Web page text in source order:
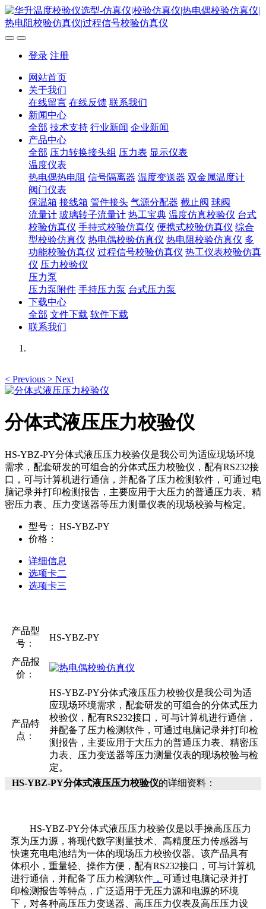
登录 注册
网站首页
关于我们
在线留言 在线反馈 联系我们
新闻中心
全部 技术支持 行业新闻 企业新闻
产品中心
全部 压力转换接头组 压力表 显示仪表
温度仪表
热电偶热电阻 信号隔离器 温度变送器 双金属温度计
阀门仪表
保温箱 接线箱 管件接头 气源分配器 截止阀 球阀
流量计 玻璃转子流量计 热工宝典 温度仿真校验仪 台式
校验仿真仪 手持式校验仿真仪 便携式校验仿真仪 综合
型校验仿真仪 热电偶校验仿真仪 热电阻校验仿真仪 多
功能校验仿真仪 过程信号校验仿真仪 热工仪表校验仿真
仪 压力校验仪
压力泵
压力泵附件 手持压力泵 台式压力泵
下载中心
全部 文件下载 软件下载
联系我们
< Previous > Next
分体式液压压力校验仪
HS-YBZ-PY分体式液压压力校验仪是我公司为适应现场环境
需求，配套研发的可组合的分体式压力校验仪，配有RS232接
口，可与计算机进行通信，并配备了压力检测软件，可通过电
脑记录并打印检测报告，主要应用于大压力的普通压力表、精
密压力表、压力变送器等压力测量仪表的现场校验与检定。
型号：
HS-YBZ-PY
价格：
详细信息
选项卡二
选项卡三
产品型
号：
HS-YBZ-PY
产品报
价：
产品特
点：
HS-YBZ-PY分体式液压压力校验仪是我公司为适
应现场环境需求，配套研发的可组合的分体式压力
校验仪，配有RS232接口，可与计算机进行通信，
并配备了压力检测软件，可通过电脑记录并打印检
测报告，主要应用于大压力的普通压力表、精密压
力表、压力变送器等压力测量仪表的现场校验与检
定。
HS-YBZ-PY分体式液压压力校验仪的详细资料：
HS-YBZ-PY分体式液压压力校验仪是以手操高压压力
泵为压力源，将现代数字测量技术、高精度压力传感器与
快速充电电池结为一体的现场压力校验仪器。该产品具有
体积小，重量轻、操作方便，配有RS232接口，可与计算机
进行通信，并配备了压力检测软件， 可通过电脑记录并打
印检测报告等特点，广泛适用于无压力源和电源的环境
下，对各种高压压力变送器、高压压力仪表及高压压力设